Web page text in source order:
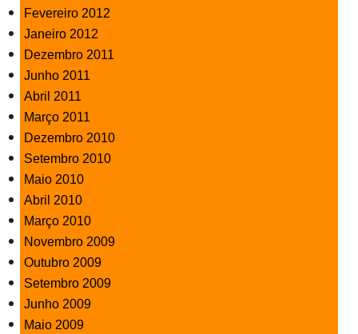
Fevereiro 2012
Janeiro 2012
Dezembro 2011
Junho 2011
Abril 2011
Março 2011
Dezembro 2010
Setembro 2010
Maio 2010
Abril 2010
Março 2010
Novembro 2009
Outubro 2009
Setembro 2009
Junho 2009
Maio 2009